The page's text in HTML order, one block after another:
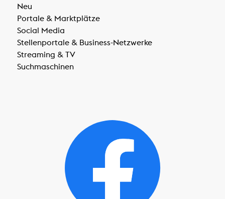
Neu
Portale & Marktplätze
Social Media
Stellenportale & Business-Netzwerke
Streaming & TV
Suchmaschinen